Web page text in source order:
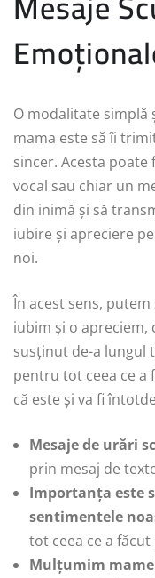
O modalitate simplă
mama este să îi
sincer. Acesta poate
vocal sau chiar un
din inimă și să
iubire și apreciere
noi.
În acest sens,
iubim și o apreciem,
susținut de-a lungul
pentru tot ceea ce a
că este și va fi
Mesaje de urări
prin mesaj de
Importanța este
sentimentele
tot ceea ce a
Mulțumim